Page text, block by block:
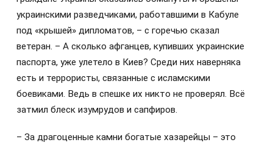
украинскими разведчиками, работавшими в Кабуле
под «крышей» дипломатов, – с горечью сказал
ветеран. – А сколько афганцев, купивших украинские
паспорта, уже улетело в Киев? Среди них наверняка
есть и террористы, связанные с исламскими
боевиками. Ведь в спешке их никто не проверял. Всё
затмил блеск изумрудов и сапфиров.
– За драгоценные камни богатые хазарейцы – это